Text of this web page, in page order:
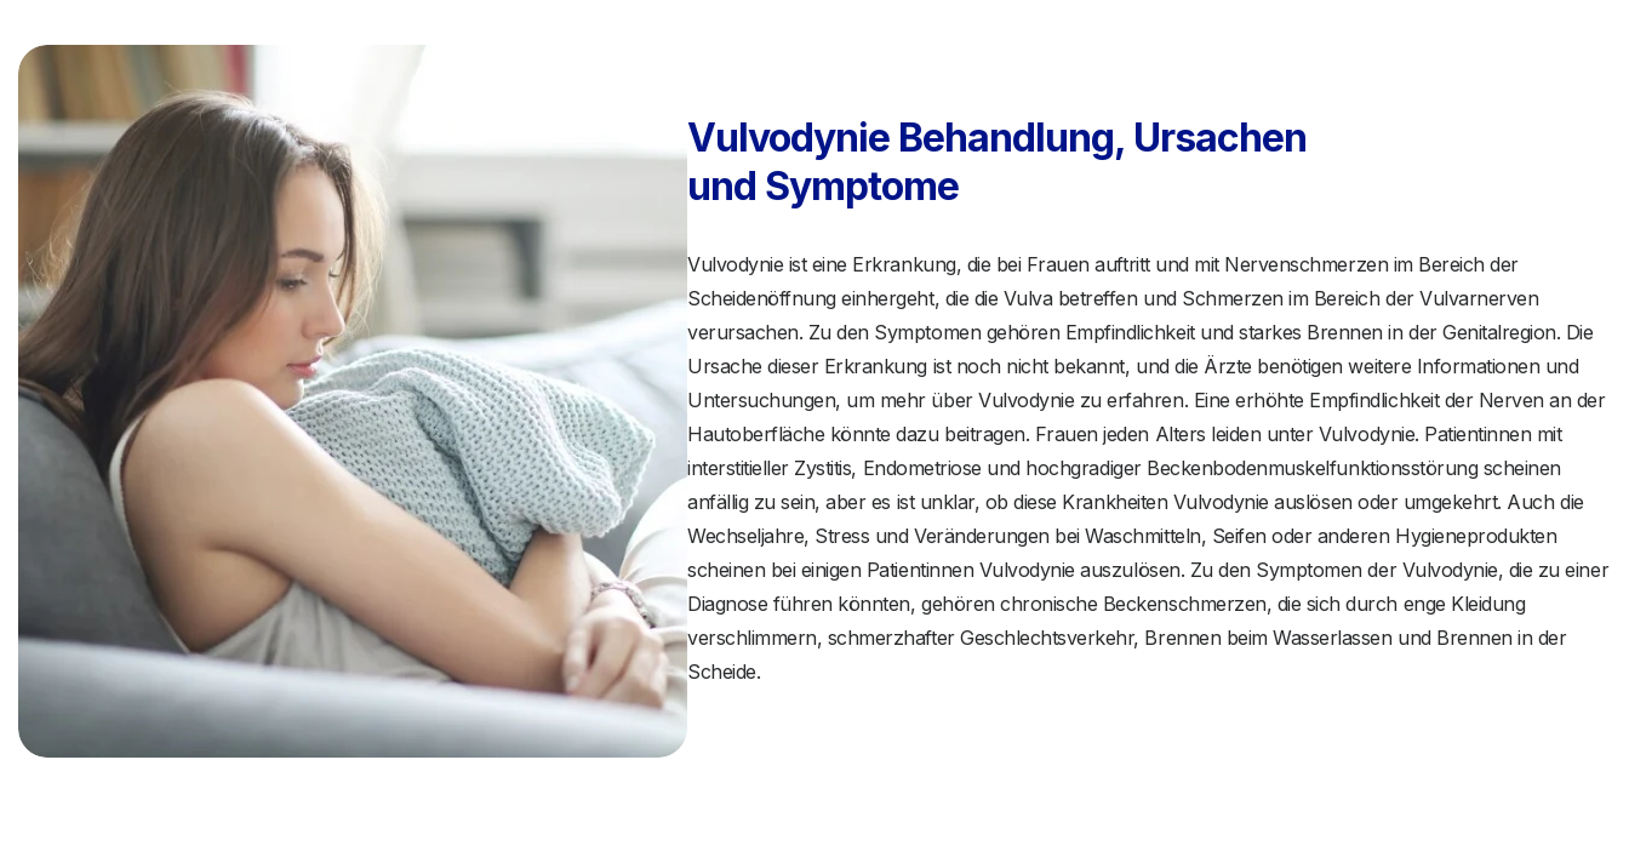
Vulvodynie Behandlung, Ursachen
und Symptome
Vulvodynie ist eine Erkrankung, die bei Frauen auftritt und mit Nervenschmerzen im Bereich der
Scheidenöffnung einhergeht, die die Vulva betreffen und Schmerzen im Bereich der Vulvarnerven
verursachen. Zu den Symptomen gehören Empfindlichkeit und starkes Brennen in der Genitalregion. Die
Ursache dieser Erkrankung ist noch nicht bekannt, und die Ärzte benötigen weitere Informationen und
Untersuchungen, um mehr über Vulvodynie zu erfahren. Eine erhöhte Empfindlichkeit der Nerven an der
Hautoberfläche könnte dazu beitragen. Frauen jeden Alters leiden unter Vulvodynie. Patientinnen mit
interstitieller Zystitis, Endometriose und hochgradiger Beckenbodenmuskelfunktionsstörung scheinen
anfällig zu sein, aber es ist unklar, ob diese Krankheiten Vulvodynie auslösen oder umgekehrt. Auch die
Wechseljahre, Stress und Veränderungen bei Waschmitteln, Seifen oder anderen Hygieneprodukten
scheinen bei einigen Patientinnen Vulvodynie auszulösen. Zu den Symptomen der Vulvodynie, die zu einer
Diagnose führen könnten, gehören chronische Beckenschmerzen, die sich durch enge Kleidung
verschlimmern, schmerzhafter Geschlechtsverkehr, Brennen beim Wasserlassen und Brennen in der
Scheide.